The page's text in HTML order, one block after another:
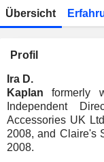
Übersicht
Profil
Ira D.
Kaplan formerly
Independent
Accessories UK
2008, and Claire's
2008.